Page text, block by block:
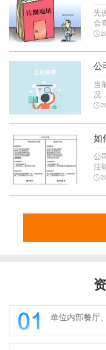
先
会
营
公
当
况
公
个
如
公
注
方
单位内部餐厅